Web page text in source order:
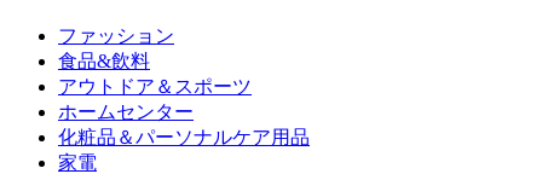
ファッション
食品&飲料
アウトドア＆スポーツ
ホームセンター
化粧品＆パーソナルケア用品
家電